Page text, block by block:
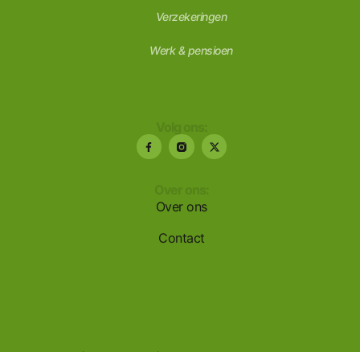
Verzekeringen
Werk & pensioen
Over ons
Contact